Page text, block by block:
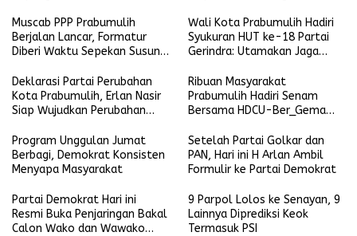
Pemerintah
Muscab PPP Prabumulih
Berjalan Lancar, Formatur
Diberi Waktu Sepekan Susun
Wali Kota Prabumulih Hadiri
Syukuran HUT ke-18 Partai
Gerindra: Utamakan Jaga
Deklarasi Partai Perubahan
Kota Prabumulih, Erlan Nasir
Siap Wujudkan Perubahan
Ribuan Masyarakat
Prabumulih Hadiri Senam
Bersama HDCU-Ber_Gema
Program Unggulan Jumat
Berbagi, Demokrat Konsisten
Menyapa Masyarakat
Setelah Partai Golkar dan
PAN, Hari ini H Arlan Ambil
Formulir ke Partai Demokrat
Partai Demokrat Hari ini
Resmi Buka Penjaringan Bakal
Calon Wako dan Wawako
9 Parpol Lolos ke Senayan, 9
Lainnya Diprediksi Keok
Termasuk PSI